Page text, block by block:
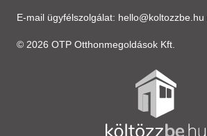
E-mail ügyfélszolgálat: hello@koltozzbe.hu
© 2026 OTP Otthonmegoldások Kft.